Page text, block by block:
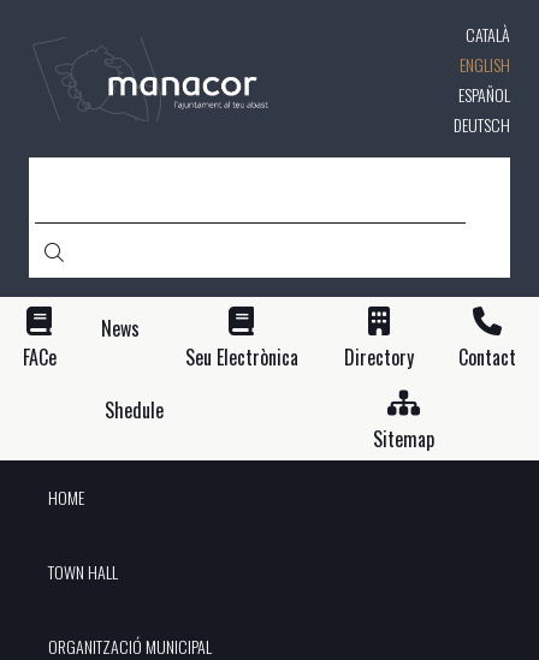
content
CATALÀ
ENGLISH
ESPAÑOL
DEUTSCH
FACe
News
Seu Electrònica
Directory
Contact
Shedule
Sitemap
HOME
TOWN HALL
ORGANITZACIÓ MUNICIPAL